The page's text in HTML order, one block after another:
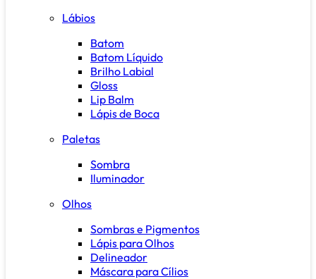
Lábios
Batom
Batom Líquido
Brilho Labial
Gloss
Lip Balm
Lápis de Boca
Paletas
Sombra
Iluminador
Olhos
Sombras e Pigmentos
Lápis para Olhos
Delineador
Máscara para Cílios